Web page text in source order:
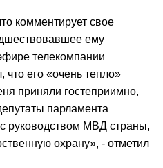
комментирует свое
ему
телекомпании
что его «очень тепло»
приняли гостеприимно,
парламента
руководством МВД страны,
охрану», - отметил